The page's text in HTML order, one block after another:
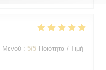
Μενού : 5/5 Ποιότητα / Τιμή